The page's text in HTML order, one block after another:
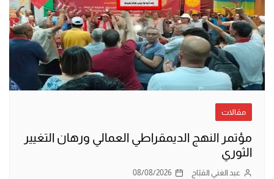
مقالات
مؤتمر النهج الديمقراطي العمالي ورهان التغيير
الثوري
عبد الغني القبّاج 08/08/2026